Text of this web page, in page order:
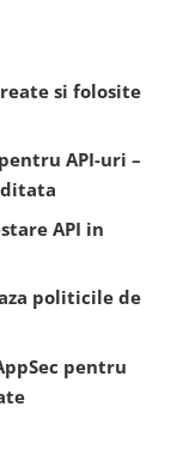
si folosite
API-uri –
API in
politicile de
pentru